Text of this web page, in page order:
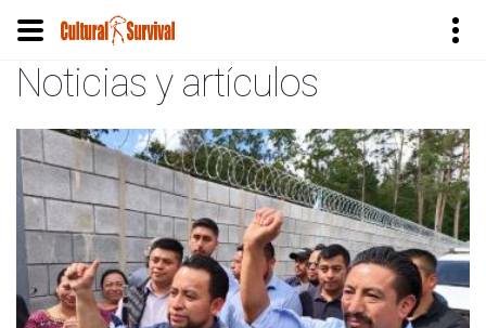
Pasar
contenido
principal
Noticias y artículos